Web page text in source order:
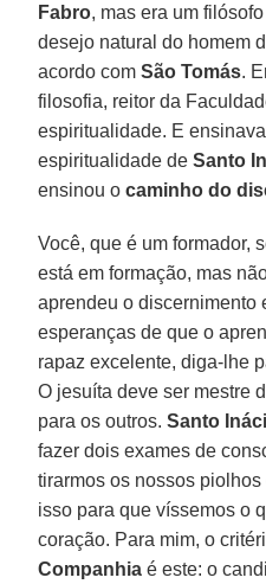
Fabro, mas era um
desejo natural do homem
acordo comSão Tomás.
filosofia, reitor da
espiritualidade. E
espiritualidade deSanto
ensinou ocaminho do
Você, que é um formador,
está em formação, mas
aprendeu o discernimento
esperanças de que o
rapaz excelente, diga-lhe
O jesuíta deve ser mestre
para os outros.Santo
fazer dois exames de
tirarmos os nossos
isso para que víssemos o
coração. Para mim, o
Companhia é este: o